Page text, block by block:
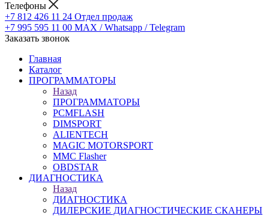
Телефоны
+7 812 426 11 24 Отдел продаж
+7 995 595 11 00 MAX / Whatsapp / Telegram
Заказать звонок
Главная
Каталог
ПРОГРАММАТОРЫ
Назад
ПРОГРАММАТОРЫ
PCMFLASH
DIMSPORT
ALIENTECH
MAGIC MOTORSPORT
MMC Flasher
OBDSTAR
ДИАГНОСТИКА
Назад
ДИАГНОСТИКА
ДИЛЕРСКИЕ ДИАГНОСТИЧЕСКИЕ СКАНЕРЫ